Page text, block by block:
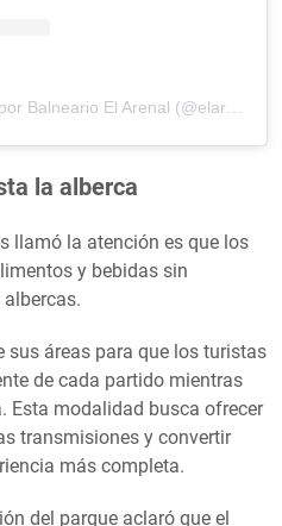
la alberca
llamó la atención es que los
y bebidas sin
sus áreas para que los turistas
de cada partido mientras
Esta modalidad busca ofrecer
transmisiones y convertir
más completa.
del parque aclaró que el